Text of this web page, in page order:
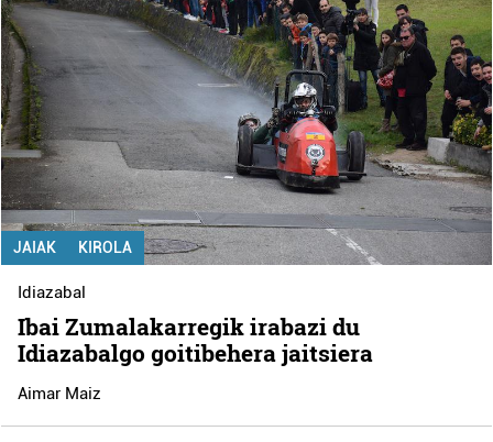
JAIAK KIROLA
Idiazabal
Ibai Zumalakarregik irabazi du
Idiazabalgo goitibehera jaitsiera
Aimar Maiz